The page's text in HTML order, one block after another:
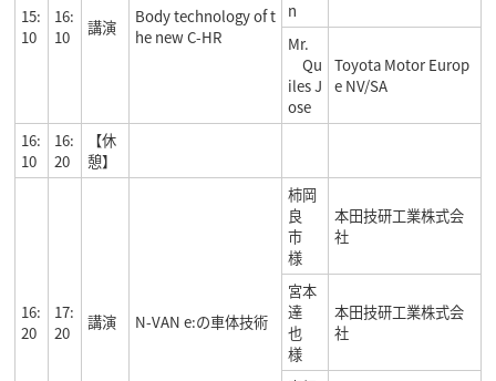
15:
10
16:
10
講演
Body technology of t
he new C-HR
n
Mr.
Qu
iles J
ose
Toyota Motor Europ
e NV/SA
16:
10
16:
20
【休
憩】
16:
20
17:
20
講演 N-VAN e:の車体技術
柿岡
良
市
様
本田技研工業株式会
社
宮本
達
也
様
本田技研工業株式会
社